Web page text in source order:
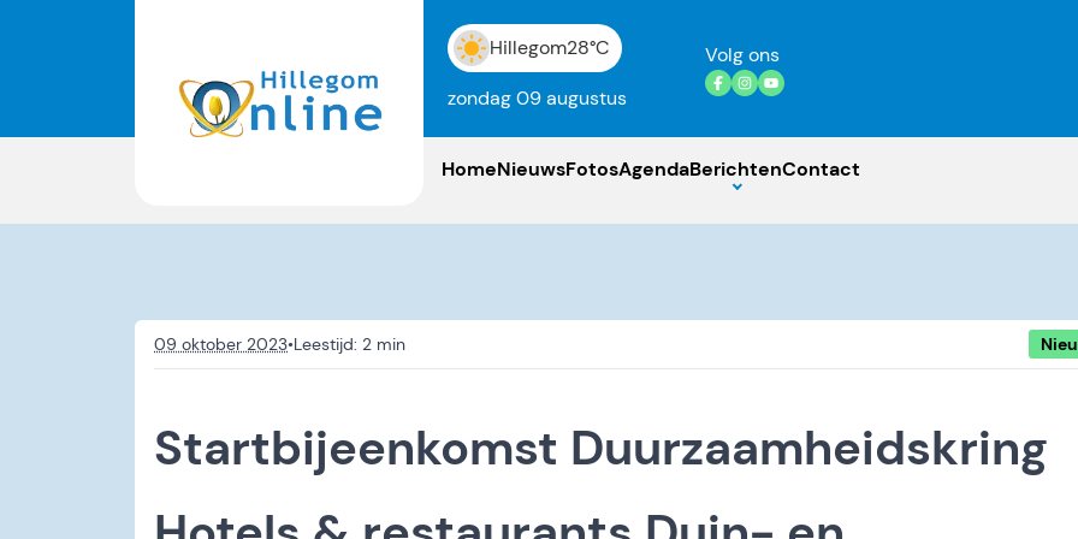
Hillegom28°C
zondag 09 augustus
Volg ons
HomeNieuwsFotosAgendaBerichtenContact
09 oktober 2023•
Startbijeenkomst Duurzaamheidskring